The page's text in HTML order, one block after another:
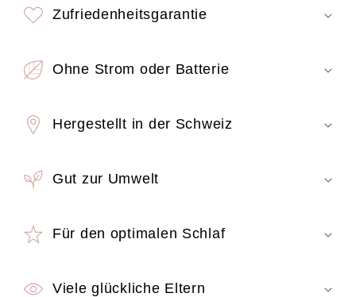
Zufriedenheitsgarantie
Ohne Strom oder Batterie
Hergestellt in der Schweiz
Gut zur Umwelt
Für den optimalen Schlaf
Viele glückliche Eltern